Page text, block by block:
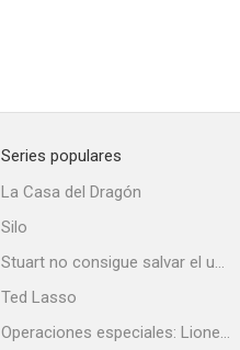
Series populares
La Casa del Dragón
Silo
Stuart no consigue salvar el universo
Ted Lasso
Operaciones especiales: Lioness